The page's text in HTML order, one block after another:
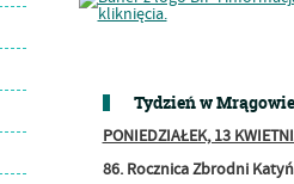
Tydzień w
PONIEDZIAŁEK, 13
86. Rocznica Zbrodni